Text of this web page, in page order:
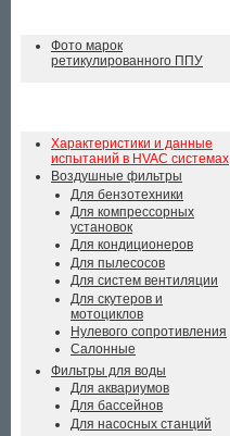
Фото марок
ретикулированного ППУ
Характеристики и данные
испытаний в HVAC системах
Воздушные фильтры
Для бензотехники
Для компрессорных
установок
Для кондиционеров
Для пылесосов
Для систем вентиляции
Для скутеров и
мотоциклов
Нулевого сопротивления
Салонные
Фильтры для воды
Для аквариумов
Для бассейнов
Для насосных станций